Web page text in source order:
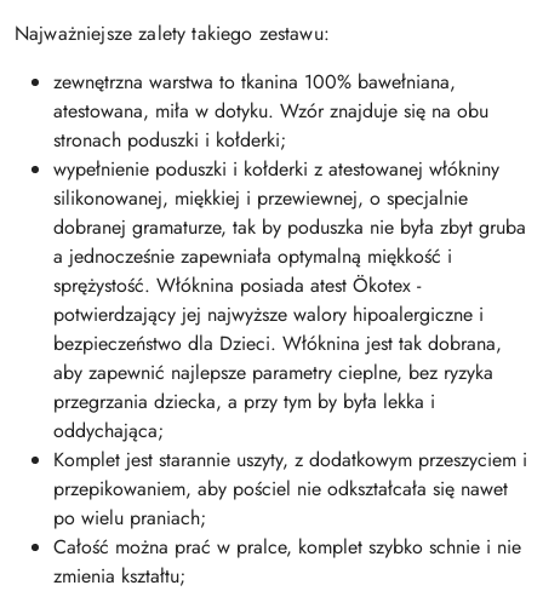
Najważniejsze zalety takiego zestawu:
zewnętrzna warstwa to tkanina 100% bawełniana,
atestowana, miła w dotyku. Wzór znajduje się na obu
stronach poduszki i kołderki;
wypełnienie poduszki i kołderki z atestowanej włókniny
silikonowanej, miękkiej i przewiewnej, o specjalnie
dobranej gramaturze, tak by poduszka nie była zbyt gruba
a jednocześnie zapewniała optymalną miękkość i
sprężystość. Włóknina posiada atest Ökotex -
potwierdzający jej najwyższe walory hipoalergiczne i
bezpieczeństwo dla Dzieci. Włóknina jest tak dobrana,
aby zapewnić najlepsze parametry cieplne, bez ryzyka
przegrzania dziecka, a przy tym by była lekka i
oddychająca;
Komplet jest starannie uszyty, z dodatkowym przeszyciem i
przepikowaniem, aby pościel nie odkształcała się nawet
po wielu praniach;
Całość można prać w pralce, komplet szybko schnie i nie
zmienia kształtu;